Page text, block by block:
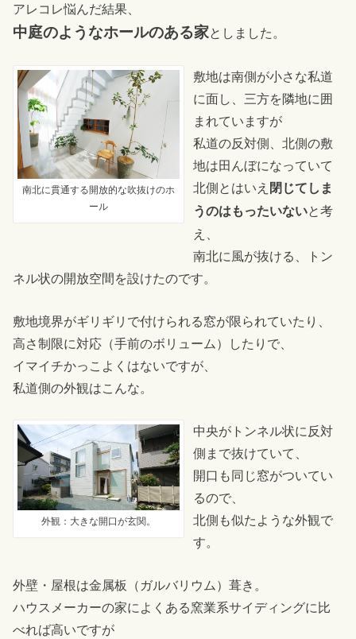
アレコレ悩んだ結果、
中庭のようなホールのある家としました。
南北に貫通する開放的な吹抜けのホ
ール
敷地は南側が小さな私道
に面し、三方を隣地に囲
まれていますが
私道の反対側、北側の敷
地は田んぼになっていて
北側とはいえ 閉じてしま
うのはもったいないと考
え、
南北に風が抜ける、トン
ネル状の開放空間を設けたのです。
敷地境界がギリギリで付けられる窓が限られていたり、
高さ制限に対応（手前のボリューム）したりで、
イマイチかっこよくはないですが、
私道側の外観はこんな。
外観：大きな開口が玄関。
中央がトンネル状に反対
側まで抜けていて、
開口も同じ窓がついてい
るので、
北側も似たような外観で
す。
外壁・屋根は金属板（ガルバリウム）葺き。
ハウスメーカーの家によくある窯業系サイディングに比
べれば高いですが